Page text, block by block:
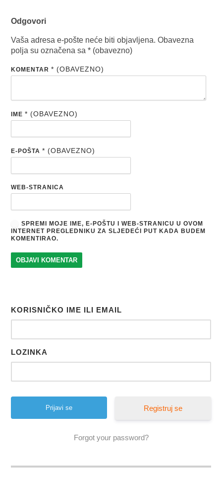
Odgovori
Vaša adresa e-pošte neće biti objavljena. Obavezna
polja su označena sa* (obavezno)
KOMENTAR* (OBAVEZNO)
IME* (OBAVEZNO)
E-POŠTA* (OBAVEZNO)
WEB-STRANICA
SPREMI MOJE IME, E-POŠTU I WEB-STRANICU U OVOM
INTERNET PREGLEDNIKU ZA SLJEDEĆI PUT KADA BUDEM
KOMENTIRAO.
KORISNIČKO IME ILI EMAIL
LOZINKA
Registruj se
Forgot your password?